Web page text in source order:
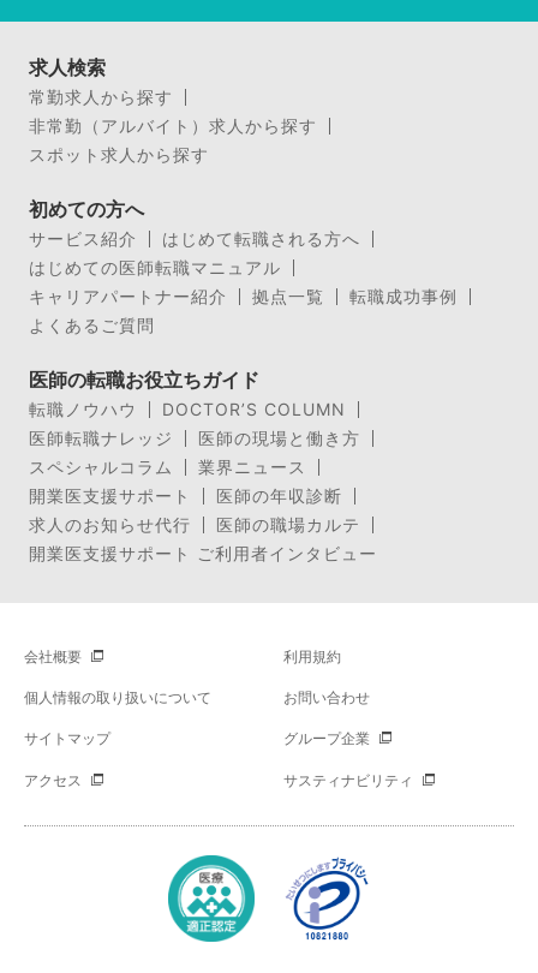
求人検索
常勤求人から探す
非常勤（アルバイト）求人から探す
スポット求人から探す
初めての方へ
サービス紹介
はじめて転職される方へ
はじめての医師転職マニュアル
キャリアパートナー紹介
拠点一覧
転職成功事例
よくあるご質問
医師の転職お役立ちガイド
転職ノウハウ
DOCTOR’S COLUMN
医師転職ナレッジ
医師の現場と働き方
スペシャルコラム
業界ニュース
開業医支援サポート
医師の年収診断
求人のお知らせ代行
医師の職場カルテ
開業医支援サポート ご利用者インタビュー
会社概要 利用規約
個人情報の取り扱いについて お問い合わせ
サイトマップ グループ企業
アクセス サスティナビリティ